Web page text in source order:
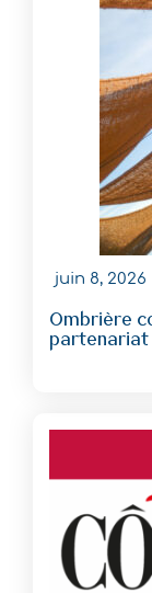
juin 8, 2026
Ombrière
partenariat